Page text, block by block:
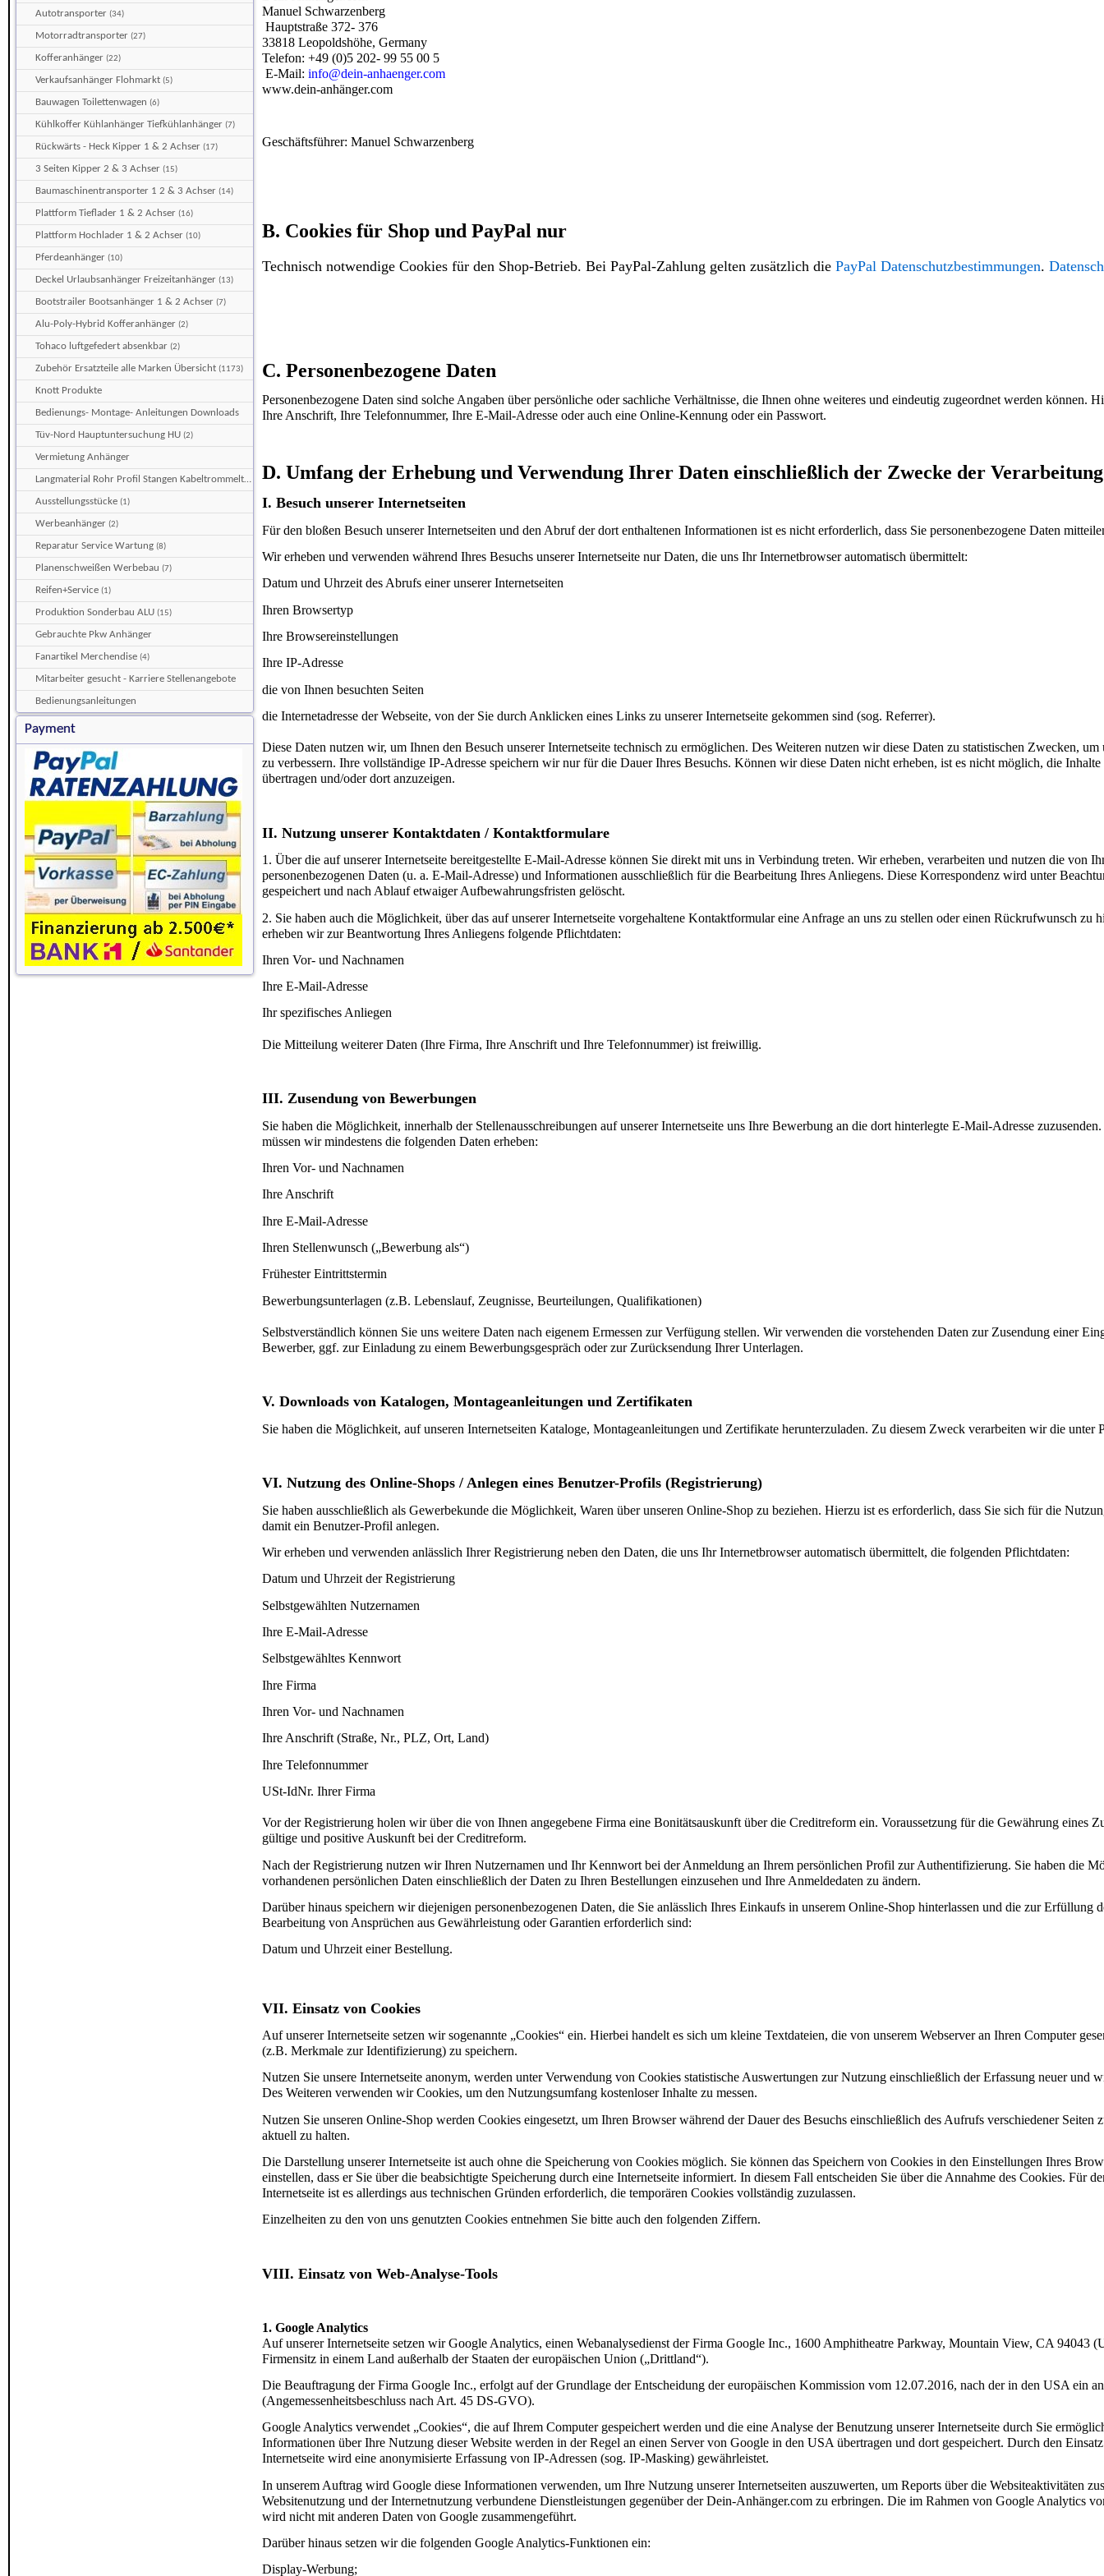
Autotransporter (34)
Motorradtransporter (27)
Kofferanhänger (22)
Verkaufsanhänger Flohmarkt (5)
Bauwagen Toilettenwagen (6)
Kühlkoffer Kühlanhänger Tiefkühlanhänger (7)
Rückwärts - Heck Kipper 1 & 2 Achser (17)
3 Seiten Kipper 2 & 3 Achser (15)
Baumaschinentransporter 1 2 & 3 Achser (14)
Plattform Tieflader 1 & 2 Achser (16)
Plattform Hochlader 1 & 2 Achser (10)
Pferdeanhänger (10)
Deckel Urlaubsanhänger Freizeitanhänger (13)
Bootstrailer Bootsanhänger 1 & 2 Achser (7)
Alu-Poly-Hybrid Kofferanhänger (2)
Tohaco luftgefedert absenkbar (2)
Zubehör Ersatzteile alle Marken Übersicht (1173)
Knott Produkte
Bedienungs- Montage- Anleitungen Downloads
Tüv-Nord Hauptuntersuchung HU (2)
Vermietung Anhänger
Langmaterial Rohr Profil Stangen Kabeltrommeltransporter (5)
Ausstellungsstücke (1)
Werbeanhänger (2)
Reparatur Service Wartung (8)
Planenschweißen Werbebau (7)
Reifen+Service (1)
Produktion Sonderbau ALU (15)
Gebrauchte Pkw Anhänger
Fanartikel Merchendise (4)
Mitarbeiter gesucht - Karriere Stellenangebote
Bedienungsanleitungen
Payment
Manuel Schwarzenberg
Hauptstraße 372- 376
33818 Leopoldshöhe, Germany
Telefon: +49 (0)5 202- 99 55 00 5
E-Mail: info@dein-anhaenger.com
www.dein-anhänger.com
Geschäftsführer: Manuel Schwarzenberg
B. Cookies für Shop und PayPal nur
Technisch notwendige Cookies für den Shop-Betrieb. Bei PayPal-Zahlung gelten zusätzlich die PayPal Datenschutzbestimmungen.
C. Personenbezogene Daten
Personenbezogene Daten sind solche Angaben über persönliche oder sachliche Verhältnisse, die Ihnen ohne weiteres und eindeutig zugeordnet werden können.
Ihre Anschrift, Ihre Telefonnummer, Ihre E-Mail-Adresse oder auch eine Online-Kennung oder ein Passwort.
D. Umfang der Erhebung und Verwendung Ihrer Daten einschließlich der Zwecke der Verarbeitung
I. Besuch unserer Internetseiten
Für den bloßen Besuch unserer Internetseiten und den Abruf der dort enthaltenen Informationen ist es nicht erforderlich, dass Sie personenbezogene Daten
Wir erheben und verwenden während Ihres Besuchs unserer Internetseite nur Daten, die uns Ihr Internetbrowser automatisch übermittelt:
Datum und Uhrzeit des Abrufs einer unserer Internetseiten
Ihren Browsertyp
Ihre Browsereinstellungen
Ihre IP-Adresse
die von Ihnen besuchten Seiten
die Internetadresse der Webseite, von der Sie durch Anklicken eines Links zu unserer Internetseite gekommen sind (sog. Referrer).
Diese Daten nutzen wir, um Ihnen den Besuch unserer Internetseite technisch zu ermöglichen. Des Weiteren nutzen wir diese Daten zu statistischen Zwecken,
zu verbessern. Ihre vollständige IP-Adresse speichern wir nur für die Dauer Ihres Besuchs. Können wir diese Daten nicht erheben, ist es nicht möglich, die
übertragen und/oder dort anzuzeigen.
II. Nutzung unserer Kontaktdaten / Kontaktformulare
1. Über die auf unserer Internetseite bereitgestellte E-Mail-Adresse können Sie direkt mit uns in Verbindung treten. Wir erheben, verarbeiten und nutzen die von
personenbezogenen Daten (u. a. E-Mail-Adresse) und Informationen ausschließlich für die Bearbeitung Ihres Anliegens. Diese Korrespondenz wird unter
gespeichert und nach Ablauf etwaiger Aufbewahrungsfristen gelöscht.
2. Sie haben auch die Möglichkeit, über das auf unserer Internetseite vorgehaltene Kontaktformular eine Anfrage an uns zu stellen oder einen Rückrufwunsch zu
erheben wir zur Beantwortung Ihres Anliegens folgende Pflichtdaten:
Ihren Vor- und Nachnamen
Ihre E-Mail-Adresse
Ihr spezifisches Anliegen
Die Mitteilung weiterer Daten (Ihre Firma, Ihre Anschrift und Ihre Telefonnummer) ist freiwillig.
III. Zusendung von Bewerbungen
Sie haben die Möglichkeit, innerhalb der Stellenausschreibungen auf unserer Internetseite uns Ihre Bewerbung an die dort hinterlegte E-Mail-Adresse
müssen wir mindestens die folgenden Daten erheben:
Ihren Vor- und Nachnamen
Ihre Anschrift
Ihre E-Mail-Adresse
Ihren Stellenwunsch („Bewerbung als“)
Frühester Eintrittstermin
Bewerbungsunterlagen (z.B. Lebenslauf, Zeugnisse, Beurteilungen, Qualifikationen)
Selbstverständlich können Sie uns weitere Daten nach eigenem Ermessen zur Verfügung stellen. Wir verwenden die vorstehenden Daten zur Zusendung einer
Bewerber, ggf. zur Einladung zu einem Bewerbungsgespräch oder zur Zurücksendung Ihrer Unterlagen.
V. Downloads von Katalogen, Montageanleitungen und Zertifikaten
Sie haben die Möglichkeit, auf unseren Internetseiten Kataloge, Montageanleitungen und Zertifikate herunterzuladen. Zu diesem Zweck verarbeiten wir die unter
VI. Nutzung des Online-Shops / Anlegen eines Benutzer-Profils (Registrierung)
Sie haben ausschließlich als Gewerbekunde die Möglichkeit, Waren über unseren Online-Shop zu beziehen. Hierzu ist es erforderlich, dass Sie sich für die
damit ein Benutzer-Profil anlegen.
Wir erheben und verwenden anlässlich Ihrer Registrierung neben den Daten, die uns Ihr Internetbrowser automatisch übermittelt, die folgenden Pflichtdaten:
Datum und Uhrzeit der Registrierung
Selbstgewählten Nutzernamen
Ihre E-Mail-Adresse
Selbstgewähltes Kennwort
Ihre Firma
Ihren Vor- und Nachnamen
Ihre Anschrift (Straße, Nr., PLZ, Ort, Land)
Ihre Telefonnummer
USt-IdNr. Ihrer Firma
Vor der Registrierung holen wir über die von Ihnen angegebene Firma eine Bonitätsauskunft über die Creditreform ein. Voraussetzung für die Gewährung eines
gültige und positive Auskunft bei der Creditreform.
Nach der Registrierung nutzen wir Ihren Nutzernamen und Ihr Kennwort bei der Anmeldung an Ihrem persönlichen Profil zur Authentifizierung. Sie haben die
vorhandenen persönlichen Daten einschließlich der Daten zu Ihren Bestellungen einzusehen und Ihre Anmeldedaten zu ändern.
Darüber hinaus speichern wir diejenigen personenbezogenen Daten, die Sie anlässlich Ihres Einkaufs in unserem Online-Shop hinterlassen und die zur Erfüllung
Bearbeitung von Ansprüchen aus Gewährleistung oder Garantien erforderlich sind:
Datum und Uhrzeit einer Bestellung.
VII. Einsatz von Cookies
Auf unserer Internetseite setzen wir sogenannte „Cookies“ ein. Hierbei handelt es sich um kleine Textdateien, die von unserem Webserver an Ihren Computer
(z.B. Merkmale zur Identifizierung) zu speichern.
Nutzen Sie unsere Internetseite anonym, werden unter Verwendung von Cookies statistische Auswertungen zur Nutzung einschließlich der Erfassung neuer und
Des Weiteren verwenden wir Cookies, um den Nutzungsumfang kostenloser Inhalte zu messen.
Nutzen Sie unseren Online-Shop werden Cookies eingesetzt, um Ihren Browser während der Dauer des Besuchs einschließlich des Aufrufs verschiedener Seiten
aktuell zu halten.
Die Darstellung unserer Internetseite ist auch ohne die Speicherung von Cookies möglich. Sie können das Speichern von Cookies in den Einstellungen Ihres
einstellen, dass er Sie über die beabsichtigte Speicherung durch eine Internetseite informiert. In diesem Fall entscheiden Sie über die Annahme des Cookies. Für
Internetseite ist es allerdings aus technischen Gründen erforderlich, die temporären Cookies vollständig zuzulassen.
Einzelheiten zu den von uns genutzten Cookies entnehmen Sie bitte auch den folgenden Ziffern.
VIII. Einsatz von Web-Analyse-Tools
1. Google Analytics
Auf unserer Internetseite setzen wir Google Analytics, einen Webanalysedienst der Firma Google Inc., 1600 Amphitheatre Parkway, Mountain View, CA 94043
Firmensitz in einem Land außerhalb der Staaten der europäischen Union („Drittland“).
Die Beauftragung der Firma Google Inc., erfolgt auf der Grundlage der Entscheidung der europäischen Kommission vom 12.07.2016, nach der in den USA ein
(Angemessenheitsbeschluss nach Art. 45 DS-GVO).
Google Analytics verwendet „Cookies“, die auf Ihrem Computer gespeichert werden und die eine Analyse der Benutzung unserer Internetseite durch Sie
Informationen über Ihre Nutzung dieser Website werden in der Regel an einen Server von Google in den USA übertragen und dort gespeichert. Durch den
Internetseite wird eine anonymisierte Erfassung von IP-Adressen (sog. IP-Masking) gewährleistet.
In unserem Auftrag wird Google diese Informationen verwenden, um Ihre Nutzung unserer Internetseiten auszuwerten, um Reports über die Websiteaktivitäten
Websitenutzung und der Internetnutzung verbundene Dienstleistungen gegenüber der Dein-Anhänger.com zu erbringen. Die im Rahmen von Google Analytics
wird nicht mit anderen Daten von Google zusammengeführt.
Darüber hinaus setzen wir die folgenden Google Analytics-Funktionen ein:
Display-Werbung;